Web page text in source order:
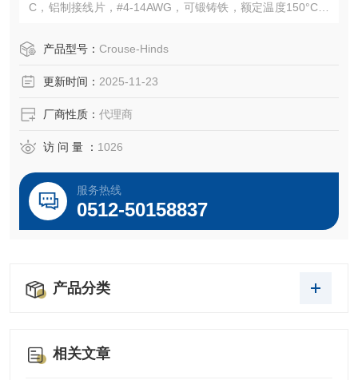
C，铝制接线片，#4-14AWG，可锻铸铁，额定温度150°C，
产品型号： Crouse-Hinds
更新时间： 2025-11-23
厂商性质： 代理商
访 问 量 ： 1026
服务热线
0512-50158837
产品分类
相关文章